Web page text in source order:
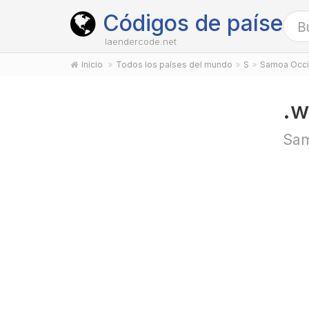
Códigos de países
laendercode.net
Inicio Todos los países del mundo S Samoa